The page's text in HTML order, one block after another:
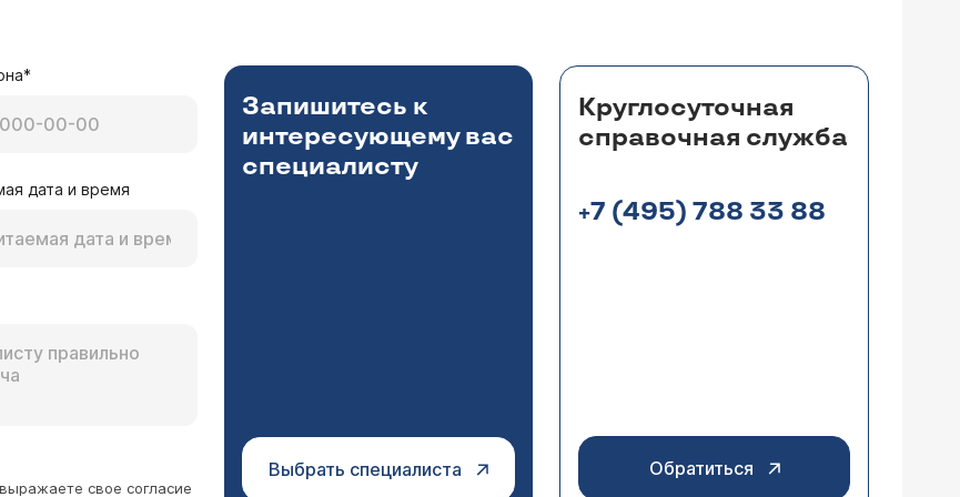
занимающимся этой проблемой, является НИИ ревматологии. www.rheumatolog.ru
Несколько лет назад была на консультации у хирурга по поводу заболевания
Скорее всего Вам понадобится дополнительное обследование - рентгенография
тажке (вероятно) УЗДГ сосудов нижней конечности для исключения сосудистой патологии.
расписание приема
). Приходите, постараемся разобраться в
дата и время
свое согласие
Запишитесь к
интересующему вас
специалисту
Выбрать специалиста
Круглосуточная
справочная служба
+7 (495) 788 33 88
Обратиться